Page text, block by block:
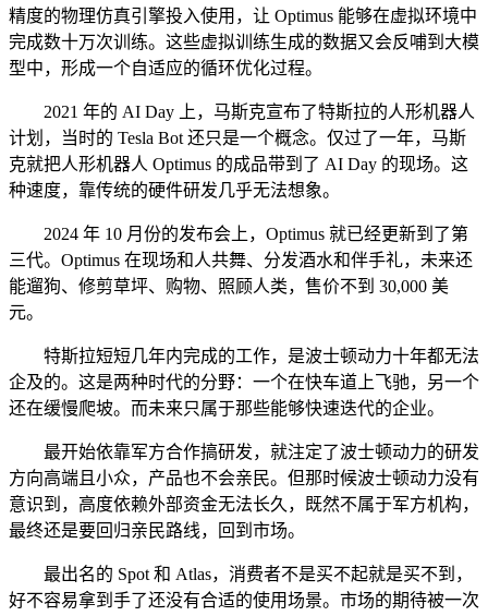
精度的物理仿真引擎投入使用，让 Optimus 能够在虚拟环境中
完成数十万次训练。这些虚拟训练生成的数据又会反哺到大模
型中，形成一个自适应的循环优化过程。
2021 年的 AI Day 上，马斯克宣布了特斯拉的人形机器人
计划，当时的 Tesla Bot 还只是一个概念。仅过了一年，马斯
克就把人形机器人 Optimus 的成品带到了 AI Day 的现场。这
种速度，靠传统的硬件研发几乎无法想象。
2024 年 10 月份的发布会上，Optimus 就已经更新到了第
三代。Optimus 在现场和人共舞、分发酒水和伴手礼，未来还
能遛狗、修剪草坪、购物、照顾人类，售价不到 30,000 美
元。
特斯拉短短几年内完成的工作，是波士顿动力十年都无法
企及的。这是两种时代的分野：一个在快车道上飞驰，另一个
还在缓慢爬坡。而未来只属于那些能够快速迭代的企业。
最开始依靠军方合作搞研发，就注定了波士顿动力的研发
方向高端且小众，产品也不会亲民。但那时候波士顿动力没有
意识到，高度依赖外部资金无法长久，既然不属于军方机构，
最终还是要回归亲民路线，回到市场。
最出名的 Spot 和 Atlas，消费者不是买不起就是买不到，
好不容易拿到手了还没有合适的使用场景。市场的期待被一次